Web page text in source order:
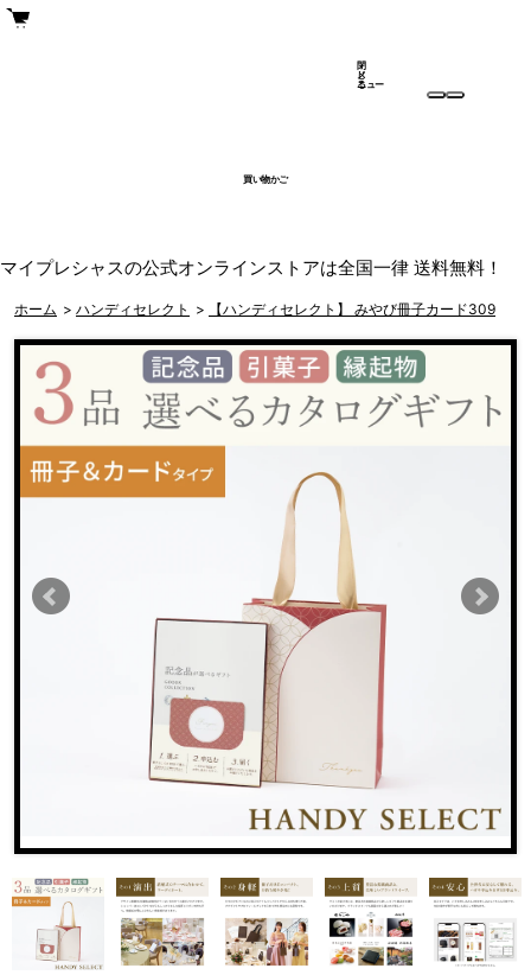
買い物かご
メ
ニュー
閉
じ
る
マイプレシャスの公式オンラインストアは全国一律 送料無料！
ホーム > ハンディセレクト > 【ハンディセレクト】 みやび冊子カード309